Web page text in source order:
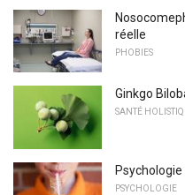
réelle
PHOBIES
Ginkgo
SANTÉ
PSYCHOLOGIE